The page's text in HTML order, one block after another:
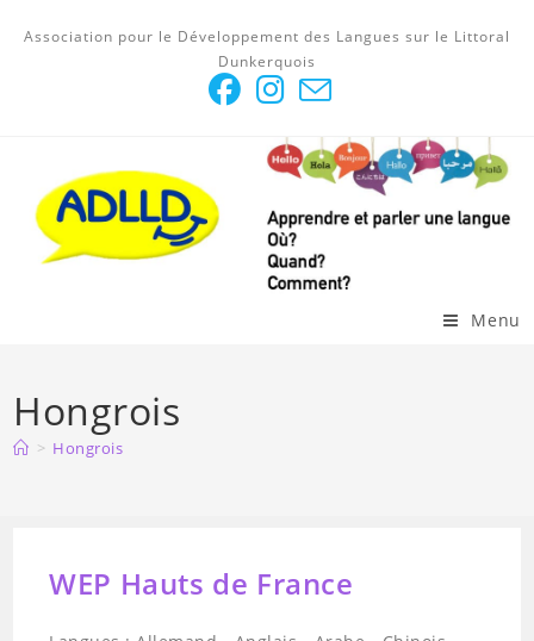
Association pour le Développement des Langues sur le Littoral
Dunkerquois
Menu
Hongrois
> Hongrois
WEP Hauts de France